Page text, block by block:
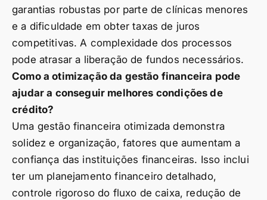
garantias robustas por parte de clínicas menores
e a dificuldade em obter taxas de juros
competitivas. A complexidade dos processos
pode atrasar a liberação de fundos necessários.
Como a otimização da gestão financeira pode
ajudar a conseguir melhores condições de
crédito?
Uma gestão financeira otimizada demonstra
solidez e organização, fatores que aumentam a
confiança das instituições financeiras. Isso inclui
ter um planejamento financeiro detalhado,
controle rigoroso do fluxo de caixa, redução de